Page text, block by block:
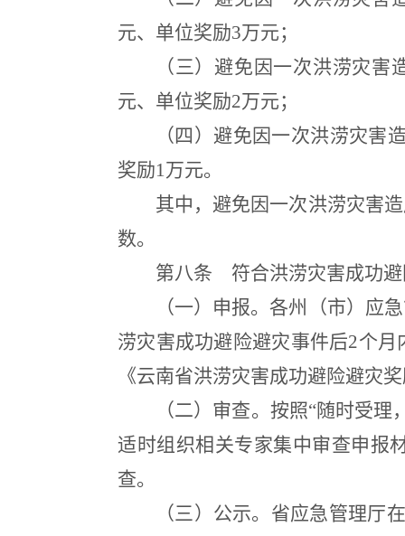
元、单位奖励3万元；
（三）避免因一次洪涝灾
元、单位奖励2万元；
（四）避免因一次洪涝灾害
奖励1万元。
其中，避免因一次洪涝灾害
数。
第八条 符合洪涝灾害成功避
（一）申报。各州（市）应
涝灾害成功避险避灾事件后2个
《云南省洪涝灾害成功避险避灾
（二）审查。按照“随时受
适时组织相关专家集中审查申报
查。
（三）公示。省应急管理厅